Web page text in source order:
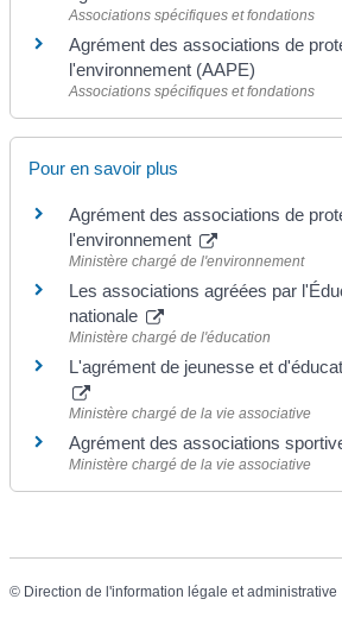
Associations spécifiques et fondations
Agrément des associations de
l'environnement (AAPE)
Associations spécifiques et fondations
Pour en savoir plus
Agrément des associations de
l'environnement
Ministère chargé de l'environnement
Les associations agréées par
nationale
Ministère chargé de l'éducation
L'agrément de jeunesse et
Ministère chargé de la vie associative
Agrément des associations
Ministère chargé de la vie associative
© Direction de l'information légale et administrative